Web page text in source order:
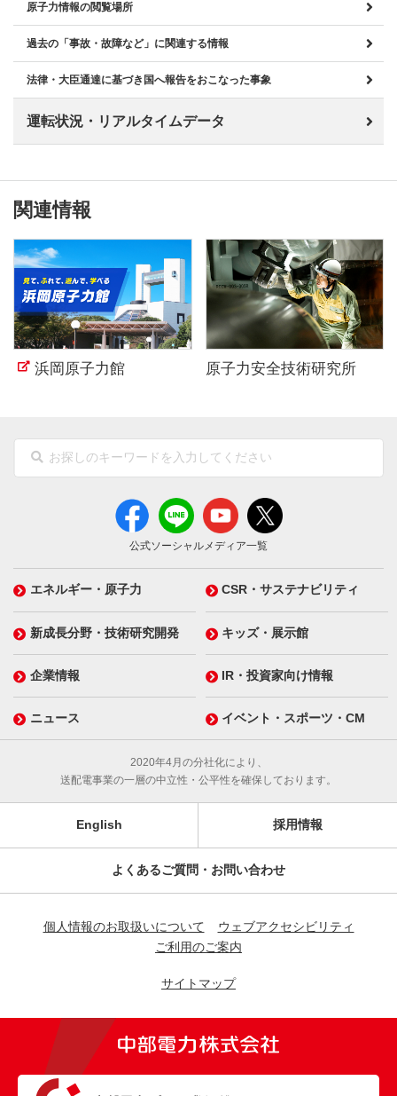
原子力情報の閲覧場所
過去の「事故・故障など」に関連する情報
法律・大臣通達に基づき国へ報告をおこなった事象
運転状況・リアルタイムデータ
関連情報
浜岡原子力館 原子力安全技術研究所
公式ソーシャルメディア一覧
エネルギー・原子力 CSR・サステナビリティ
新成長分野・技術研究開発 キッズ・展示館
企業情報 IR・投資家向け情報
ニュース イベント・スポーツ・CM
2020年4月の分社化により、
送配電事業の一層の中立性・公平性を確保しております。
English 採用情報
よくあるご質問・お問い合わせ
個人情報のお取扱いについて
ウェブアクセシビリティ
ご利用のご案内
サイトマップ